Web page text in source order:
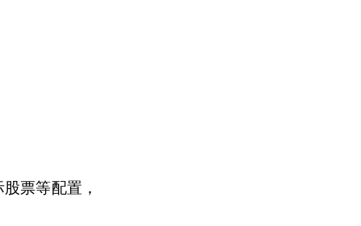
票等配置，